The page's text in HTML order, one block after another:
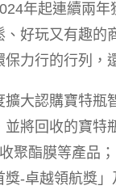
年起連續兩
、好玩又有趣的
保力行的行列，
擴大認購寶特瓶
並將回收的寶特
聚酯膜等產品
獎-卓越領航獎